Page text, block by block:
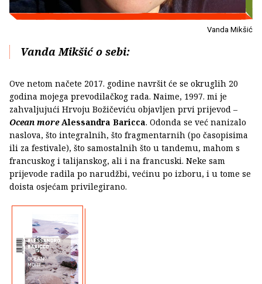
Vanda Mikšić
Vanda Mikšić o sebi:
Ove netom načete 2017. godine navršit će se okruglih 20
godina mojega prevodilačkog rada. Naime, 1997. mi je
zahvaljujući Hrvoju Božičeviću objavljen prvi prijevod –
Ocean moreAlessandra Baricca. Odonda se već nanizalo
naslova, što integralnih, što fragmentarnih (po časopisima
ili za festivale), što samostalnih što u tandemu, mahom s
francuskog i talijanskog, ali i na francuski. Neke sam
prijevode radila po narudžbi, većinu po izboru, i u tome se
doista osjećam privilegirano.